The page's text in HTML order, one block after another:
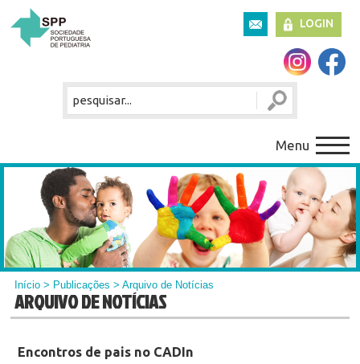
LOGIN
Menu
Início > Publicações > Arquivo de Notícias
ARQUIVO DE NOTÍCIAS
Encontros de pais no CADIn